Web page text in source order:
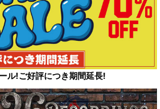
ル!ご好評につき期間延長!